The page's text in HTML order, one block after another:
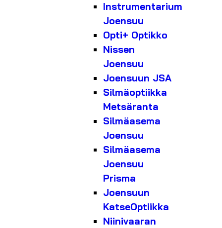
Instrumentarium
Joensuu
Opti+ Optikko
Nissen
Joensuu
Joensuun JSA
Silmäoptiikka
Metsäranta
Silmäasema
Joensuu
Silmäasema
Joensuu
Prisma
Joensuun
KatseOptiikka
Niinivaaran